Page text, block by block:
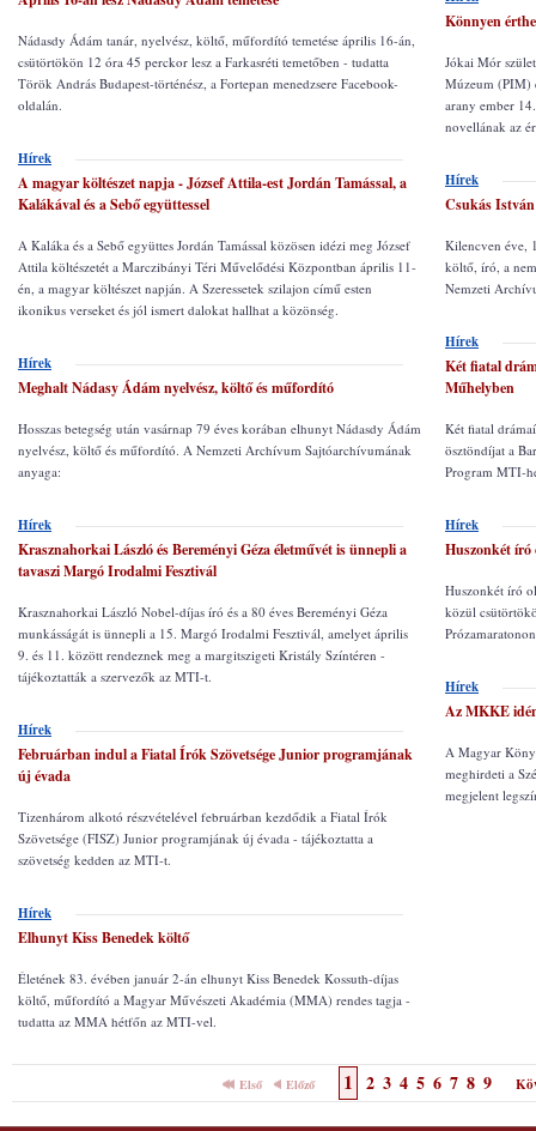
Nádasdy Ádám tanár, nyelvész, költő, műfordító temetése április 16-án,
csütörtökön 12 óra 45 perckor lesz a Farkasréti temetőben - tudatta
Török András Budapest-történész, a Fortepan menedzsere Facebook-
oldalán.
Hírek
A magyar költészet napja - József Attila-est Jordán Tamással, a
Kalákával és a Sebő együttessel
A Kaláka és a Sebő együttes Jordán Tamással közösen idézi meg József
Attila költészetét a Marczibányi Téri Művelődési Központban április 11-
én, a magyar költészet napján. A Szeressetek szilajon című esten
ikonikus verseket és jól ismert dalokat hallhat a közönség.
Hírek
Meghalt Nádasy Ádám nyelvész, költő és műfordító
Hosszas betegség után vasárnap 79 éves korában elhunyt Nádasdy Ádám
nyelvész, költő és műfordító. A Nemzeti Archívum Sajtóarchívumának
anyaga:
Hírek
Krasznahorkai László és Bereményi Géza életművét is ünnepli a
tavaszi Margó Irodalmi Fesztivál
Krasznahorkai László Nobel-díjas író és a 80 éves Bereményi Géza
munkásságát is ünnepli a 15. Margó Irodalmi Fesztivál, amelyet április
9. és 11. között rendeznek meg a margitszigeti Kristály Színtéren -
tájékoztatták a szervezők az MTI-t.
Hírek
Februárban indul a Fiatal Írók Szövetsége Junior programjának
új évada
Tizenhárom alkotó részvételével februárban kezdődik a Fiatal Írók
Szövetsége (FISZ) Junior programjának új évada - tájékoztatta a
szövetség kedden az MTI-t.
Hírek
Elhunyt Kiss Benedek költő
Életének 83. évében január 2-án elhunyt Kiss Benedek Kossuth-díjas
költő, műfordító a Magyar Művészeti Akadémia (MMA) rendes tagja -
tudatta az MMA hétfőn az MTI-vel.
Könnyen
Jókai Mór
Múzeum (PIM)
arany ember
novellának az
Hírek
Csukás István
Kilencven éve,
költő, író, a
Nemzeti
Hírek
Két fiatal
Műhelyben
Két fiatal
ösztöndíjat a
Program MTI-
Hírek
Huszonkét író
Huszonkét író
közül
Hírek
Az MKKE
A Magyar
meghirdeti a
megjelent
Első Előző 1 2 3 4 5 6 7 8 9